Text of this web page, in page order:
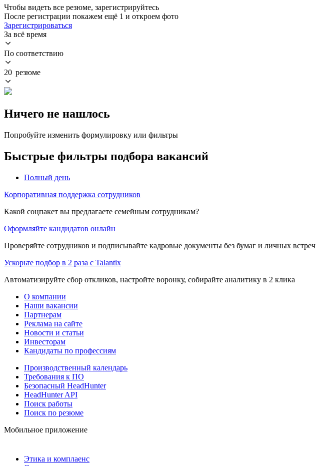
Чтобы видеть все резюме, зарегистрируйтесь
После регистрации покажем ещё 1 и откроем фото
Зарегистрироваться
За всё время
По соответствию
20 резюме
Ничего не нашлось
Попробуйте изменить формулировку или фильтры
Быстрые фильтры подбора вакансий
Полный день
Корпоративная поддержка сотрудников
Какой соцпакет вы предлагаете семейным сотрудникам?
Оформляйте кандидатов онлайн
Проверяйте сотрудников и подписывайте кадровые документы без бумаг и личных встреч
Ускорьте подбор в 2 раза с Talantix
Автоматизируйте сбор откликов, настройте воронку, собирайте аналитику в 2 клика
О компании
Наши вакансии
Партнерам
Реклама на сайте
Новости и статьи
Инвесторам
Кандидаты по профессиям
Производственный календарь
Требования к ПО
Безопасный HeadHunter
HeadHunter API
Поиск работы
Поиск по резюме
Мобильное приложение
Этика и комплаенс